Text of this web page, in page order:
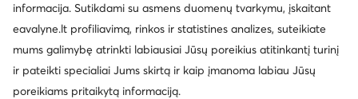
Naujiena
Clarks
Auliniai batai · Juoda
Palanki kaina
Clarks
informacija. Sutikdami su asmens duomenų tvarkymu, įskaitant
eavalyne.lt profiliavimą, rinkos ir statistines analizes, suteikiate
mums galimybę atrinkti labiausiai Jūsų poreikius atitinkantį turinį
ir pateikti specialiai Jums skirtą ir kaip įmanoma labiau Jūsų
poreikiams pritaikytą informaciją.